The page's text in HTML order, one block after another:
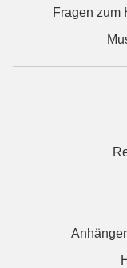
Fragen zum